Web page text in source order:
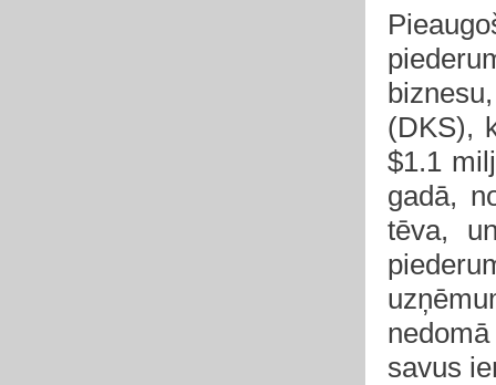
(DKS),
$1.1
gadā,
tēva,
savus